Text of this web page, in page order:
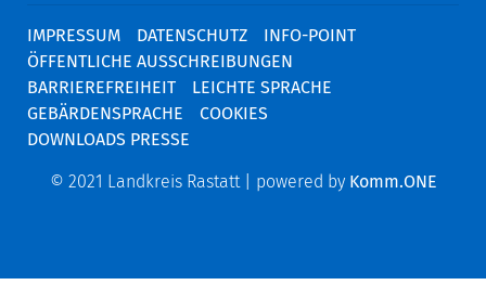
IMPRESSUM DATENSCHUTZ
INFO-POINT
ÖFFENTLICHE AUSSCHREIBUNGEN
BARRIEREFREIHEIT
LEICHTE SPRACHE
GEBÄRDENSPRACHE
COOKIES
DOWNLOADS PRESSE
© 2021 Landkreis Rastatt | powered by Komm.ONE